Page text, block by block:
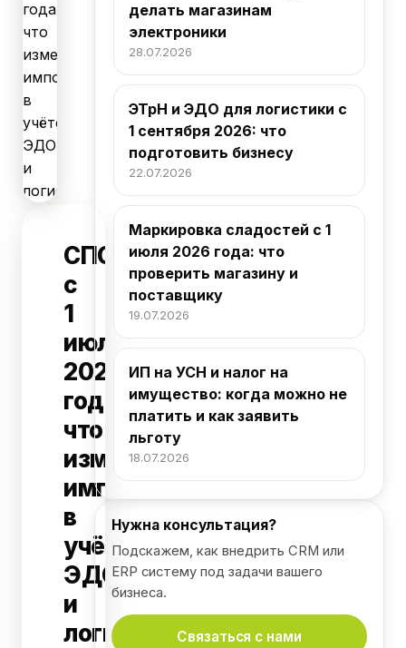
СПОТ
с
1
июля
2026
года:
что
изменить
импортёрам
в
учёте,
ЭДО
и
логистике
делать магазинам
электроники
28.07.2026
ЭТрН и ЭДО для логистики с
1 сентября 2026: что
подготовить бизнесу
22.07.2026
Маркировка сладостей с 1
июля 2026 года: что
проверить магазину и
поставщику
19.07.2026
ИП на УСН и налог на
имущество: когда можно не
платить и как заявить
льготу
18.07.2026
Нужна консультация?
Подскажем, как внедрить CRM или
ERP систему под задачи вашего
бизнеса.
Связаться с нами